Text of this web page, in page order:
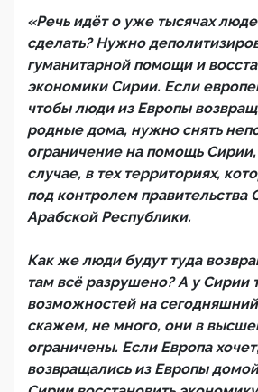
«Речь идёт о уже тысячах
сделать? Нужно
гуманитарной помощи и
экономики Сирии. Если
чтобы люди из Европы
родные дома, нужно снять
ограничение на помощь
случае, в тех территориях,
под контролем правительства
Арабской Республики.
Как же люди будут туда
там всё разрушено? А у Сирии
возможностей на
скажем, не много, они в
ограничены. Если Европа
возвращались из Европы